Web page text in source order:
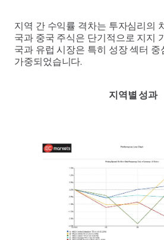
지역 간 수익률 격차는 투자심리의
국과 중국 주식은 단기적으로 지지
국과 유럽 시장은 특히 성장 섹터
가중되었습니다.
지역별 성과